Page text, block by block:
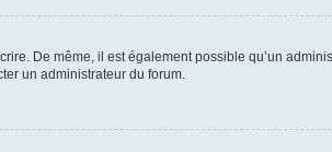
De même, il est également possible qu’un
un administrateur du forum.